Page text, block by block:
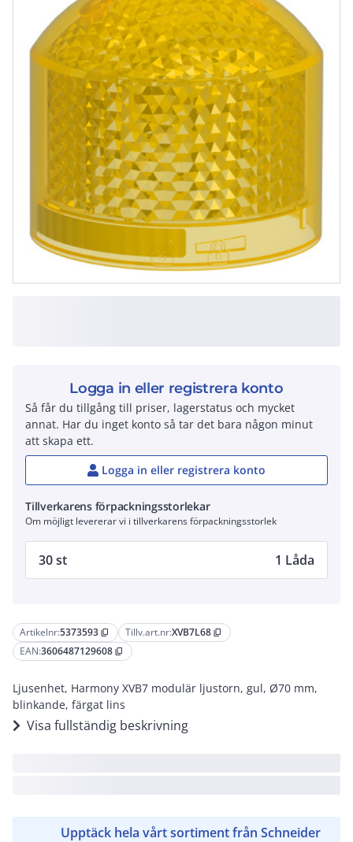
Artikelnr:5373593 content_copy Tillv.art.nr:XVB7L68 content_copy
EAN:3606487129608 content_copy
Ljusenhet, Harmony XVB7 modulär ljustorn, gul, Ø70 mm,
blinkande, färgat lins
Visa fullständig beskrivning
Upptäck hela vårt sortiment från Schneider
Logga in eller registrera konto
Så får du tillgång till priser, lagerstatus och mycket
annat. Har du inget konto så tar det bara någon minut
att skapa ett.
Logga in eller registrera konto
Tillverkarens förpackningsstorlekar
Om möjligt levererar vi i tillverkarens förpackningsstorlek
30 st 1 Låda